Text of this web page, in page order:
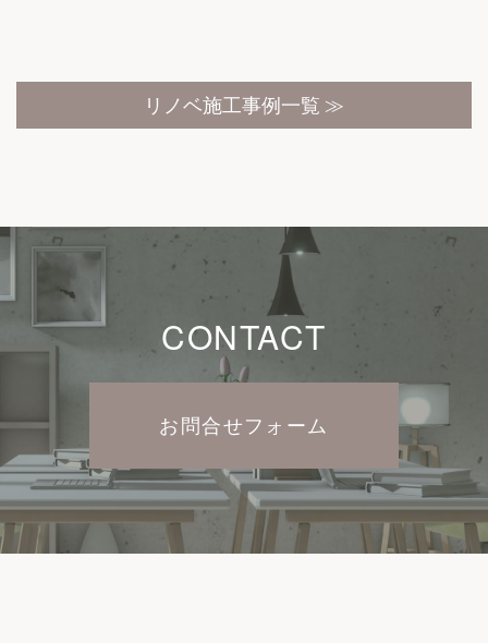
リノベ施工事例一覧 ≫
CONTACT
お問合せフォーム